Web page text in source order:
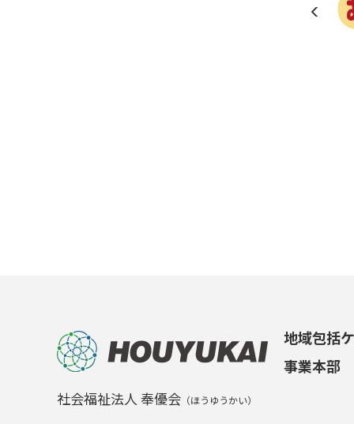
地域包括
事業本部
社会福祉法人 奉優会 （ほうゆうかい）